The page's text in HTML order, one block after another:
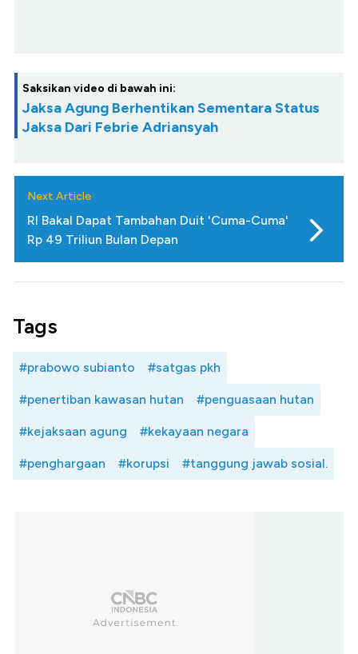
Saksikan video di bawah ini:
Jaksa Agung Berhentikan Sementara Status
Jaksa Dari Febrie Adriansyah
Next Article
RI Bakal Dapat Tambahan Duit 'Cuma-Cuma'
Rp 49 Triliun Bulan Depan
Tags
#prabowo subianto #satgas pkh
#penertiban kawasan hutan #penguasaan hutan
#kejaksaan agung #kekayaan negara
#penghargaan #korupsi #tanggung jawab sosial.